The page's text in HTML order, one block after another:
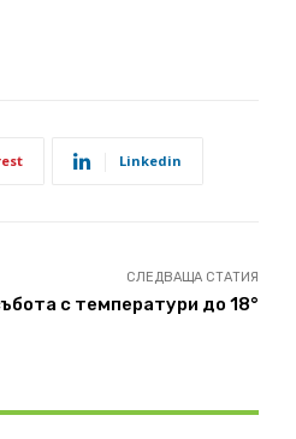
Linkedin
СЛЕДВАЩА СТАТИЯ
с температури до 18°